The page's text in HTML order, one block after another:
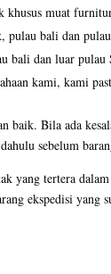
muat
pulau bali dan
bali dan luar pulau
kami, kami
Bila ada
sebelum
yang tertera
ekspedisi